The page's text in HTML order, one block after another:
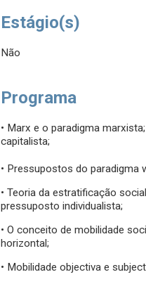
Estágio(s)
Não
Programa
• Marx e o paradigma
capitalista;
• Pressupostos do paradigma
• Teoria da estratificação
pressuposto individualista;
• O conceito de mobilidade
horizontal;
• Mobilidade objectiva e